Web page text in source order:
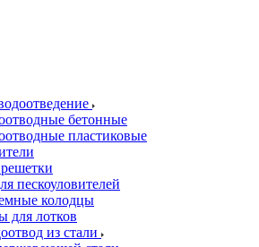
бетонные
пластиковые
пескоуловителей
колодцы
для лотков
из стали